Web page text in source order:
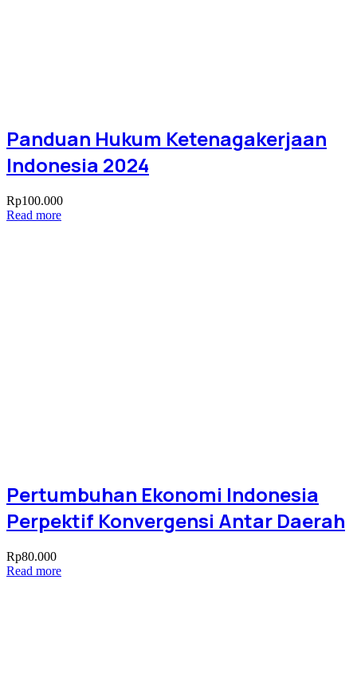
Panduan Hukum Ketenagakerjaan
Indonesia 2024
Rp100.000
Read more
Pertumbuhan Ekonomi Indonesia
Perpektif Konvergensi Antar Daerah
Rp80.000
Read more